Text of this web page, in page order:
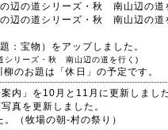
辺の道シリーズ・秋 南山辺の
辺の道シリーズ・秋 南山辺の
：宝物）をアップしました。
シリーズ・秋 南山辺の道を行く)
のお題は「休日」の予定です。
案内」を10月と11月に更新しまし
真を更新しました。
（牧場の朝-村の祭り）